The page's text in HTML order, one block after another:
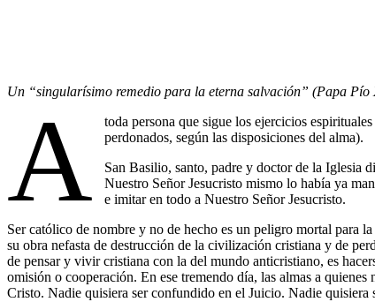
Un “singularísimo remedio para la eterna salvación” (Papa Pío
A
toda persona que sigue los ejercicios
perdonados, según las disposiciones del alma).
San Basilio, santo, padre y doctor de la Iglesia
Nuestro Señor Jesucristo mismo lo había ya
e imitar en todo a Nuestro Señor Jesucristo.
Ser católico de nombre y no de hecho es un peligro mortal para
su obra nefasta de destrucción de la civilización cristiana y de
de pensar y vivir cristiana con la del mundo anticristiano, es
omisión o cooperación. En ese tremendo día, las almas a
Cristo. Nadie quisiera ser confundido en el Juicio. Nadie